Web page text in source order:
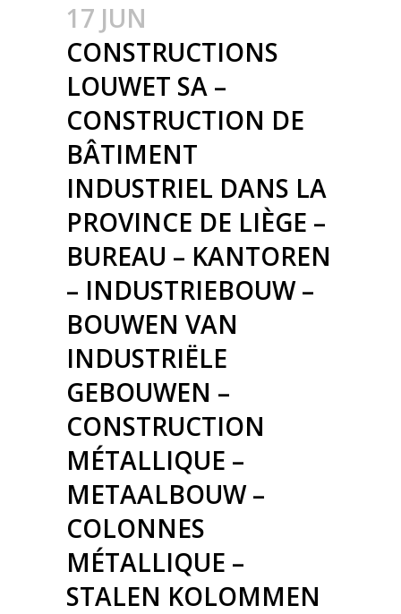
17 JUN
CONSTRUCTIONS
LOUWET SA –
CONSTRUCTION DE
BÂTIMENT
INDUSTRIEL DANS LA
PROVINCE DE LIÈGE –
BUREAU – KANTOREN
– INDUSTRIEBOUW –
BOUWEN VAN
INDUSTRIËLE
GEBOUWEN –
CONSTRUCTION
MÉTALLIQUE –
METAALBOUW –
COLONNES
MÉTALLIQUE –
STALEN KOLOMMEN